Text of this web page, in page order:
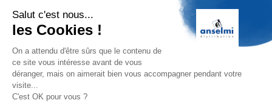
Anselmi Décoration
Découvrez notre assortiment de
décorations professionnelles pour les
Conditions Générales de Vente (CGV)
Mentions légales
Protection des Données